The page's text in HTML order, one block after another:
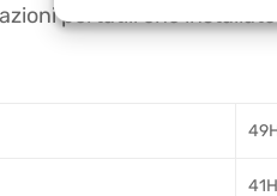
portatili che installate